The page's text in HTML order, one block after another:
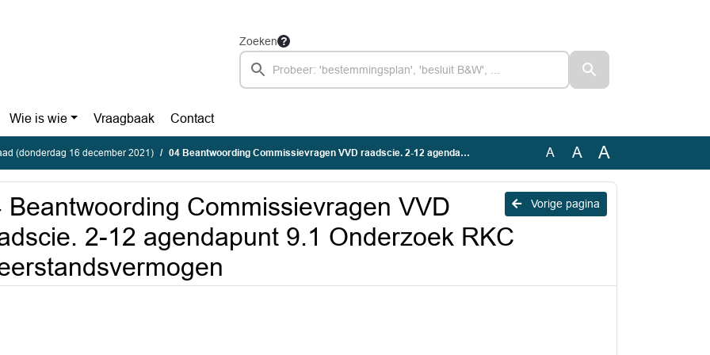
Zoeken
Wie is wie Vraagbaak Contact
(donderdag 16 december 2021) 04 Beantwoording Commissievragen VVD raadscie. 2-12 agendapunt 9.1 Onderzoek RKC Weerstandsvermogen A A A
Vorige pagina
Beantwoording Commissievragen VVD
2-12 agendapunt 9.1 Onderzoek RKC